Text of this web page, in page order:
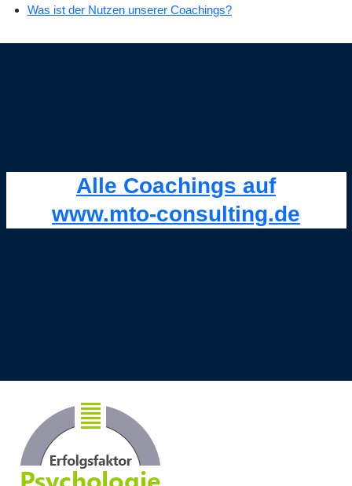
Was ist der Nutzen unserer Coachings?
Alle Coachings auf
www.mto-consulting.de